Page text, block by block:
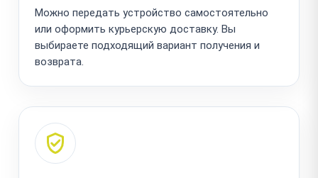
Можно передать устройство самостоятельно
или оформить курьерскую доставку. Вы
выбираете подходящий вариант получения и
возврата.